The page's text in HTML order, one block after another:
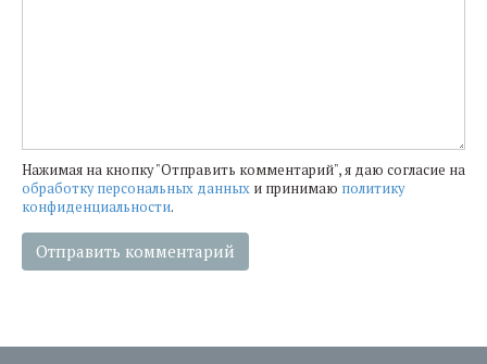
Нажимая на кнопку "Отправить комментарий", я даю согласие на
обработку персональных данных и принимаю политику
конфиденциальности.